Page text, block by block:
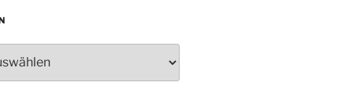
im Ev. Gemeindehaus
Burghaus
rund um die